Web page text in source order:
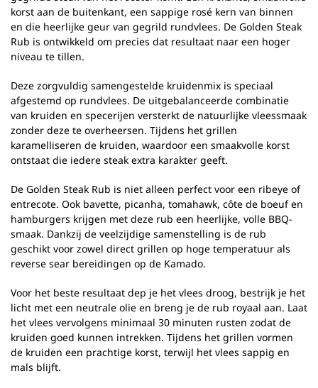
korst aan de buitenkant, een sappige rosé kern van binnen
en die heerlijke geur van gegrild rundvlees. De Golden Steak
Rub is ontwikkeld om precies dat resultaat naar een hoger
niveau te tillen.
Deze zorgvuldig samengestelde kruidenmix is speciaal
afgestemd op rundvlees. De uitgebalanceerde combinatie
van kruiden en specerijen versterkt de natuurlijke vleessmaak
zonder deze te overheersen. Tijdens het grillen
karamelliseren de kruiden, waardoor een smaakvolle korst
ontstaat die iedere steak extra karakter geeft.
De Golden Steak Rub is niet alleen perfect voor een ribeye of
entrecote. Ook bavette, picanha, tomahawk, côte de boeuf en
hamburgers krijgen met deze rub een heerlijke, volle BBQ-
smaak. Dankzij de veelzijdige samenstelling is de rub
geschikt voor zowel direct grillen op hoge temperatuur als
reverse sear bereidingen op de Kamado.
Voor het beste resultaat dep je het vlees droog, bestrijk je het
licht met een neutrale olie en breng je de rub royaal aan. Laat
het vlees vervolgens minimaal 30 minuten rusten zodat de
kruiden goed kunnen intrekken. Tijdens het grillen vormen
de kruiden een prachtige korst, terwijl het vlees sappig en
mals blijft.